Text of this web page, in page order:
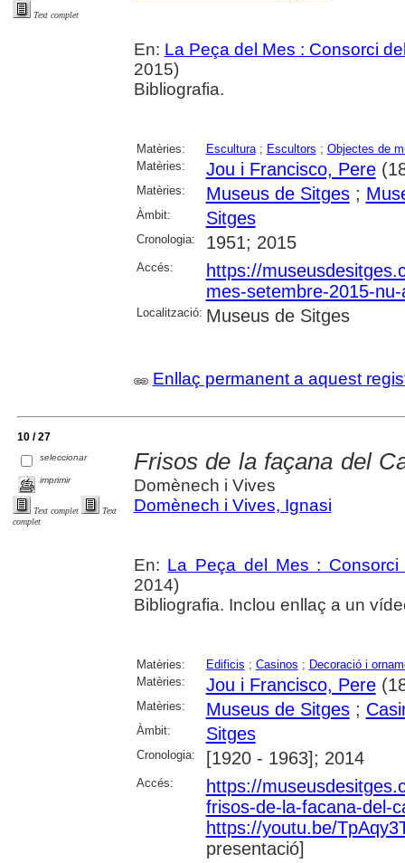
Text complet
En: La Peça del Mes : Consorci
2015)
Bibliografia.
Matèries: Escultura; Escultors ; Objectes de
Matèries:
Jou i Francisco, Pere
Matèries: Museus de Sitges;
Àmbit: Sitges
Cronologia: 1951; 2015
Accés:
https://
mes-setembre-2015-
Localització: Museus de Sitges
Enllaç permanent a aquest
10 / 27
seleccionar
imprimir
Text complet
Text
complet
Frisos de la façana del
Domènech i Vives
Domènech i Vives, Ignasi
En: La Peça del Mes :
2014)
Bibliografia. Inclou enllaç a un
Matèries: Edificis ; Casinos ; Decoració i
Matèries:
Jou i Francisco, Pere
Matèries: Museus de Sitges;
Àmbit: Sitges
Cronologia: [1920 - 1963]; 2014
Accés:
https://
frisos-de-la-facana-del-
https://youtu.be/
presentació]